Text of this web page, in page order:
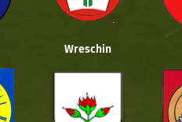
Wreschin